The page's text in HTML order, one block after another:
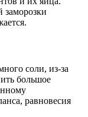
заморозки
соли, из-за
большое
равновесия